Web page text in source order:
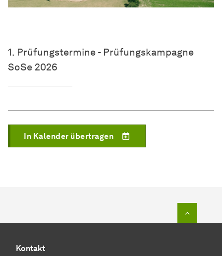
1. Prüfungstermine - Prüfungskampagne
SoSe 2026
In Kalender übertragen
Kontakt